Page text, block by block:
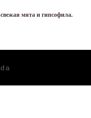
мята и гипсофила.